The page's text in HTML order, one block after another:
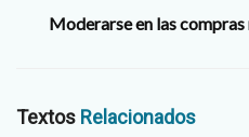
Moderarse en las
Textos Relacionados